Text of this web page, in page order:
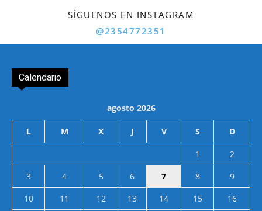
SÍGUENOS EN INSTAGRAM
@2354772351
Calendario
agosto 2026
L M X J V S D
1
2
3
4 5 6 7 8
9
10
11 12 13 14 15
16